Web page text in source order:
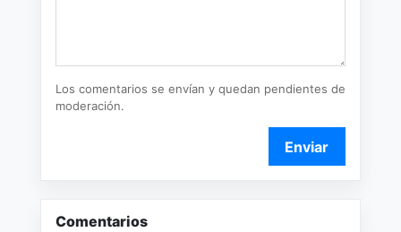
Los comentarios se envían y quedan pendientes de
moderación.
Enviar
Comentarios